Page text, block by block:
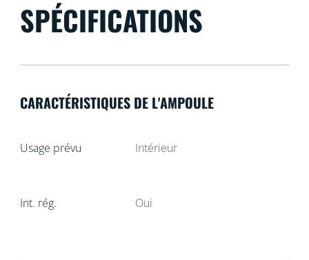
SPÉCIFICATIONS
CARACTÉRISTIQUES DE L'AMPOULE
Usage prévu Intérieur
Int. rég. Oui